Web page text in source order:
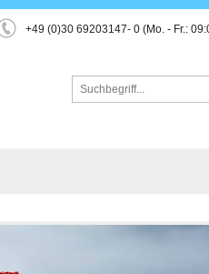
+49 (0)30 69203147- 0 (Mo. - Fr.: